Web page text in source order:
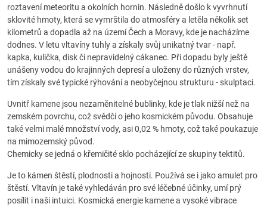
roztavení meteoritu a okolních hornin. Následně došlo k vyvrhnutí
sklovité hmoty, která se vymrštila do atmosféry a letěla několik set
kilometrů a dopadla až na území Čech a Moravy, kde je nacházíme
dodnes. V letu vltavíny tuhly a získaly svůj unikatný tvar - např.
kapka, kulička, disk či nepravidelný cákanec. Při dopadu byly ještě
unášeny vodou do krajinných depresí a uloženy do různých vrstev,
tím získaly své typické rýhování a neobyčejnou strukturu - skulptaci.
Uvnitř kamene jsou nezaměnitelné bublinky, kde je tlak nižší než na
zemském povrchu, což svědčí o jeho kosmickém původu. Obsahuje
také velmi malé množství vody, asi 0,02 % hmoty, což také poukazuje
na mimozemský původ.
Chemicky se jedná o křemičité sklo pocházející ze skupiny tektitů.
Je to kámen štěstí, plodnosti a hojnosti. Používá se i jako amulet pro
štěstí. Vltavín je také vyhledáván pro své léčebné účinky, umí prý
posílit i naši intuici. Kosmická energie kamene a vysoké vibrace